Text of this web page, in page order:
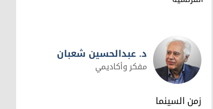
د. عبدالحسين شعبان
د. عبدالحسين شعبان
مفكر وأكاديمي
زمن السينما